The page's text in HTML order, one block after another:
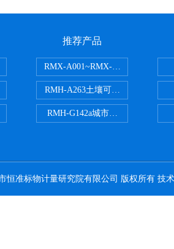
推荐产品
RMX-A001~RMX-A002丙烯酸涂
RMH-A263土壤可交换酸度分析标
RMH-G142a城市污水处理污泥中
恒准标物计量研究院有限公司 版权所有 技